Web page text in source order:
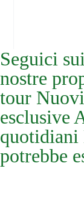
Seguici
nostre
tour
esclusive
quotidiani
potrebbe